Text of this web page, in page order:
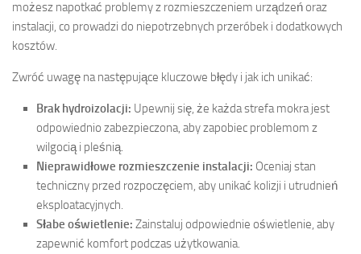
możesz napotkać problemy z rozmieszczeniem urządzeń oraz
instalacji, co prowadzi do niepotrzebnych przeróbek i dodatkowych
kosztów.
Zwróć uwagę na następujące kluczowe błędy i jak ich unikać:
Brak hydroizolacji: Upewnij się, że każda strefa mokra jest
odpowiednio zabezpieczona, aby zapobiec problemom z
wilgocią i pleśnią.
Nieprawidłowe rozmieszczenie instalacji: Oceniaj stan
techniczny przed rozpoczęciem, aby unikać kolizji i utrudnień
eksploatacyjnych.
Słabe oświetlenie: Zainstaluj odpowiednie oświetlenie, aby
zapewnić komfort podczas użytkowania.